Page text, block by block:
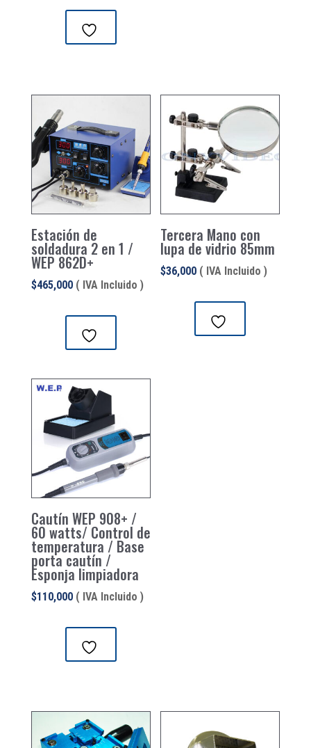
Estación de
soldadura 2 en 1 /
WEP 862D+
$465,000 ( IVA Incluido )
Tercera Mano con
lupa de vidrio 85mm
$36,000 ( IVA Incluido )
Cautín WEP 908+ /
60 watts/ Control de
temperatura / Base
porta cautín /
Esponja limpiadora
$110,000 ( IVA Incluido )